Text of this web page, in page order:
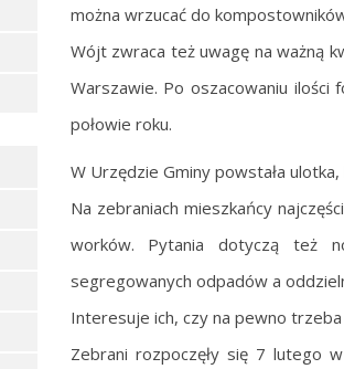
można wrzucać do
Wójt zwraca też uwagę na ważną
Warszawie. Po oszacowaniu
połowie roku.
W Urzędzie Gminy powstała
Na zebraniach mieszkańcy
worków. Pytania dotyczą też
segregowanych odpadów a
Interesuje ich, czy na pewno
Zebrani rozpoczęły się 7 lutego